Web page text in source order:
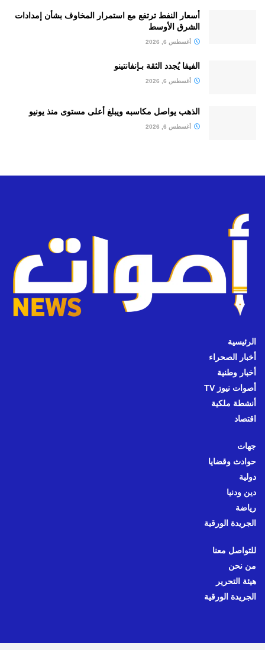
أسعار النفط ترتفع مع استمرار المخاوف بشأن إمدادات
الشرق الأوسط
أغسطس 6, 2026
الفيفا يُجدد الثقة بـإنفانتينو
أغسطس 6, 2026
الذهب يواصل مكاسبه ويبلغ أعلى مستوى منذ يونيو
أغسطس 6, 2026
الرئيسية
أخبار الصحراء
أخبار وطنية
أصوات نيوز TV
أنشطة ملكية
اقتصاد
جهات
حوادث وقضايا
دولية
دين ودنيا
رياضة
الجريدة الورقية
للتواصل معنا
من نحن
هيئة التحرير
الجريدة الورقية